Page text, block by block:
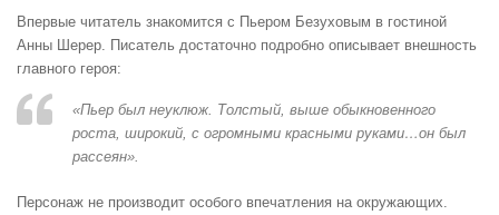
Впервые читатель знакомится с Пьером Безуховым в гостиной
Анны Шерер. Писатель достаточно подробно описывает внешность
главного героя:
«Пьер был неуклюж. Толстый, выше обыкновенного
роста, широкий, с огромными красными руками…он был
рассеян».
Персонаж не производит особого впечатления на окружающих.